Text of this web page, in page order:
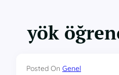
yök
Posted On Genel